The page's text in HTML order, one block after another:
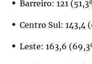
Barreiro: 121
Centro Sul: 143,4
Leste: 163,6